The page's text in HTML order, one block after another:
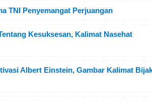
TNI Penyemangat Perjuangan
Kesuksesan, Kalimat Nasehat
Albert Einstein, Gambar Kalimat